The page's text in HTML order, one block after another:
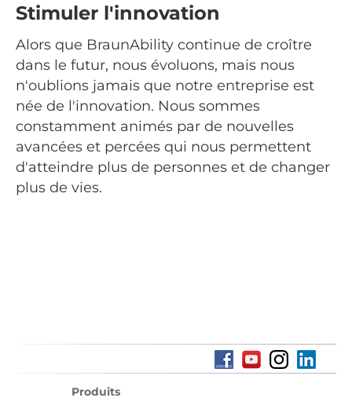
Stimuler l'innovation
Alors que BraunAbility continue de croître
dans le futur, nous évoluons, mais nous
n'oublions jamais que notre entreprise est
née de l'innovation. Nous sommes
constamment animés par de nouvelles
avancées et percées qui nous permettent
d'atteindre plus de personnes et de changer
plus de vies.
Produits